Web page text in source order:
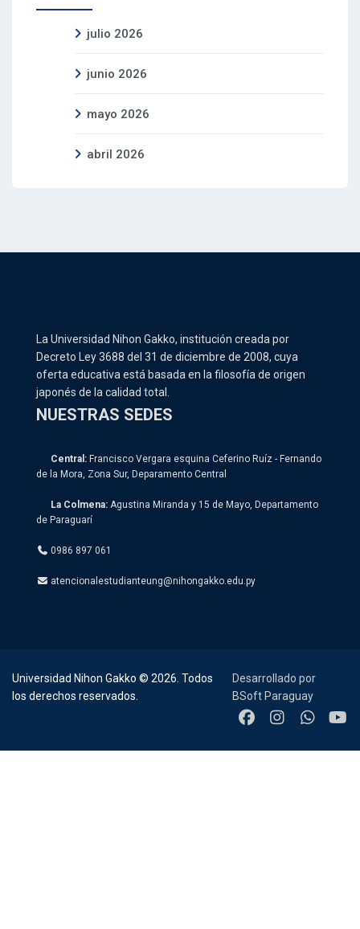
julio 2026
junio 2026
mayo 2026
abril 2026
La Universidad Nihon Gakko, institución creada por
Decreto Ley 3688 del 31 de diciembre de 2008, cuya
oferta educativa está basada en la filosofía de origen
japonés de la calidad total.
NUESTRAS SEDES
Central: Francisco Vergara esquina Ceferino Ruíz - Fernando
de la Mora, Zona Sur, Deparamento Central
La Colmena: Agustina Miranda y 15 de Mayo, Departamento
de Paraguarí
0986 897 061
atencionalestudianteung@nihongakko.edu.py
Universidad Nihon Gakko © 2026. Todos
los derechos reservados.
Desarrollado por
BSoft Paraguay